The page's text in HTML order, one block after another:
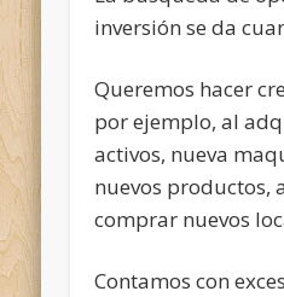
inversión se da
Queremos hacer
por ejemplo, al
activos, nueva
nuevos productos,
comprar nuevos
Contamos con